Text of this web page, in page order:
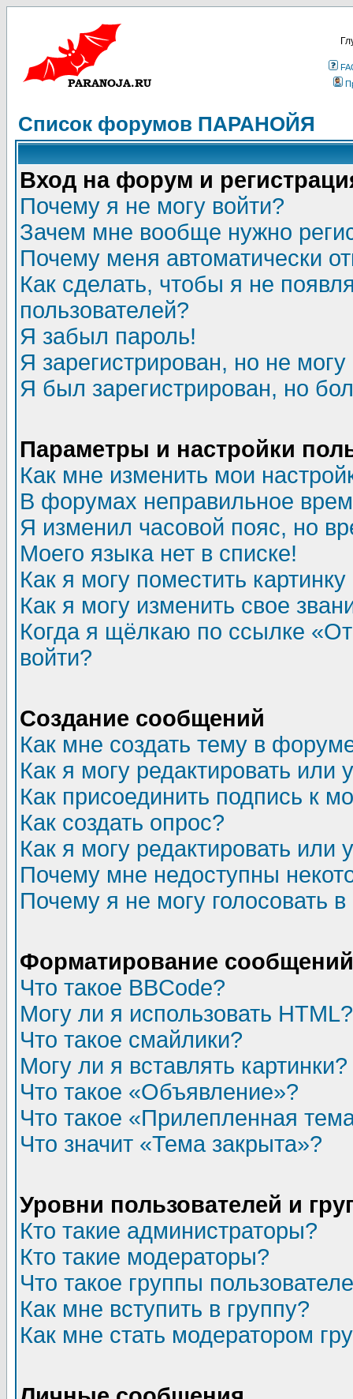
Список форумов ПАРАНОЙЯ
Вход на форум и
Почему я не могу войти?
Зачем мне вообще нужно
Почему меня автоматически
Как сделать, чтобы я не
пользователей?
Я забыл пароль!
Я зарегистрирован, но не могу
Я был зарегистрирован, но
Параметры и настройки
Как мне изменить мои
В форумах неправильное
Я изменил часовой пояс, но
Моего языка нет в списке!
Как я могу поместить
Как я могу изменить свое
Когда я щёлкаю по ссылке
войти?
Создание сообщений
Как мне создать тему в
Как я могу редактировать или
Как присоединить подпись к
Как создать опрос?
Как я могу редактировать или
Почему мне недоступны
Почему я не могу голосовать
Форматирование
Что такое BBCode?
Могу ли я использовать HTML?
Что такое смайлики?
Могу ли я вставлять картинки?
Что такое «Объявление»?
Что такое «Прилепленная
Что значит «Тема закрыта»?
Уровни пользователей и
Кто такие администраторы?
Кто такие модераторы?
Что такое группы
Как мне вступить в группу?
Как мне стать модератором